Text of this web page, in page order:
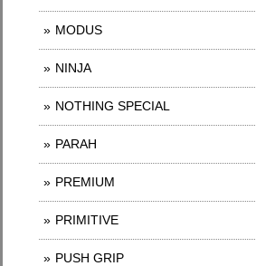
MODUS
NINJA
NOTHING SPECIAL
PARAH
PREMIUM
PRIMITIVE
PUSH GRIP